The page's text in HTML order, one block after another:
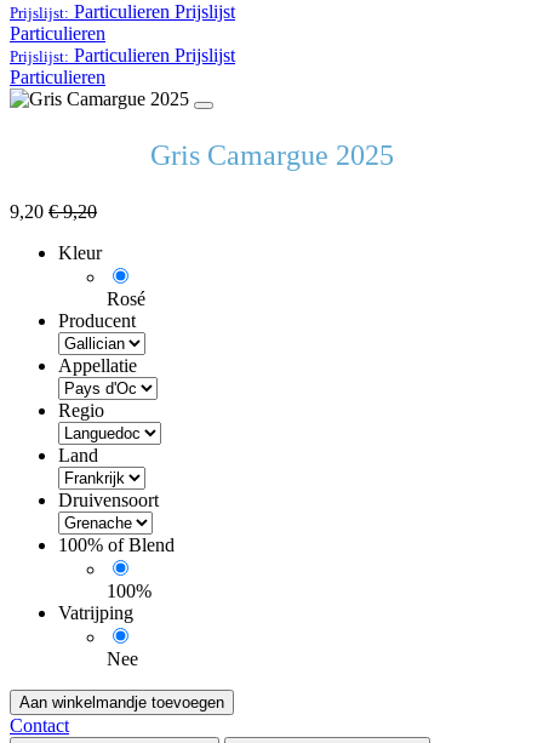
Prijslijst: Particulieren Prijslijst
Particulieren
Prijslijst: Particulieren Prijslijst
Particulieren
Gris Camargue 2025
9,20 €9,20
Kleur
Rosé
Producent
Appellatie
Regio
Land
Druivensoort
100% of Blend
100%
Vatrijping
Nee
Aan winkelmandje toevoegen
Contact